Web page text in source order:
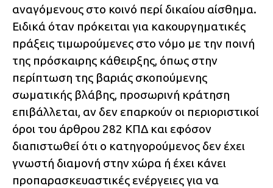
αναγόμενους στο κοινό περί δικαίου αίσθημα.
Ειδικά όταν πρόκειται για κακουργηματικές
πράξεις τιμωρούμενες στο νόμο με την ποινή
της πρόσκαιρης κάθειρξης, όπως στην
περίπτωση της βαριάς σκοπούμενης
σωματικής βλάβης, προσωρινή κράτηση
επιβάλλεται, αν δεν επαρκούν οι περιοριστικοί
όροι του άρθρου 282 ΚΠΔ και εφόσον
διαπιστωθεί ότι ο κατηγορούμενος δεν έχει
γνωστή διαμονή στην χώρα ή έχει κάνει
προπαρασκευαστικές ενέργειες για να